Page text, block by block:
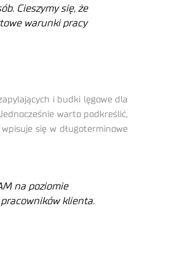
Cieszymy się, że
warunki pracy
i budki lęgowe dla
warto podkreślić,
się w długoterminowe
na poziomie
klienta.